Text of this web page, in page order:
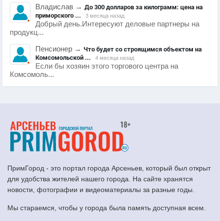
Владислав → До 300 долларов за килограмм: цена на
приморского ...
3 месяца назад
Добрый день.Интересуют деловые партнеры на
продукц...
Пенсионер → Что будет со строящимся объектом на
Комсомольской ...
4 месяца назад
Если бы хозяин этого торгового центра на
Комсомоль...
ПримГород - это портал города Арсеньев, который был открыт
для удобства жителей нашего города. На сайте хранятся
новости, фотографии и видеоматериалы за разные годы.
Мы стараемся, чтобы у города была память доступная всем.